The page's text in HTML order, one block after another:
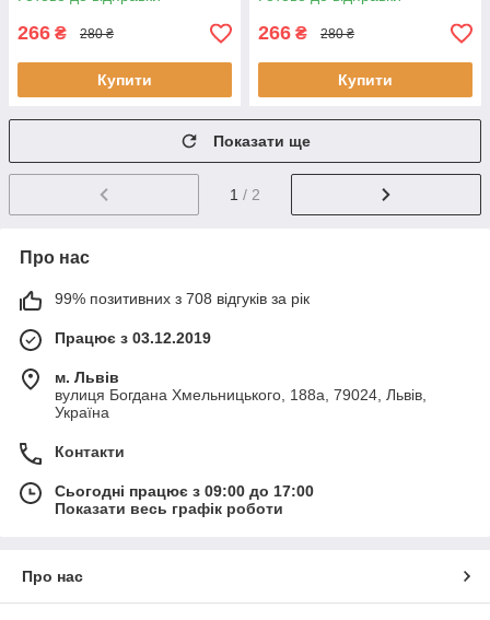
266 ₴ 280 ₴
Купити
266 ₴ 280 ₴
Купити
Показати ще
1 / 2
Про нас
99% позитивних з 708 відгуків за рік
Працює з 03.12.2019
м. Львів
вулиця Богдана Хмельницького, 188а, 79024, Львів,
Україна
Контакти
Сьогодні працює з 09:00 до 17:00
Показати весь графік роботи
Про нас